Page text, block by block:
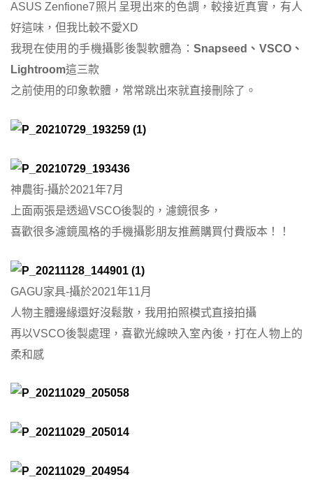
ASUS Zenfione7照片呈現出來的色調，較接近真實，有人
好這味，但我比較不愛XD
我現在使用的手機攝影後製軟體為： Snapseed、VSCO、
Lightroom這三款
之前使用的印象軟體，常常跳出來就直接刪除了。
神農街-攝於2021年7月
上面兩張是透過VSCO後製的，濾鏡很多，
喜歡很多濾鏡風格的手機攝影朋友推薦購買付費版本！！
GAGU家具-攝於2021年11月
人物主體邊緣還好沒鬆散，我用拍照模式直接拍攝
再以VSCO後製處理，喜歡光線映入室內後，打在人物上的
柔和感